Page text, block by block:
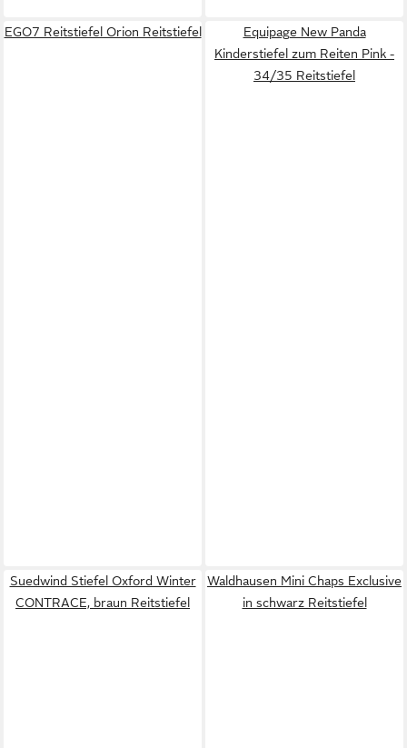
EGO7 Reitstiefel Orion Reitstiefel
Equipage New Panda
Kinderstiefel zum Reiten Pink -
34/35 Reitstiefel
Suedwind Stiefel Oxford Winter
CONTRACE, braun Reitstiefel
Waldhausen Mini Chaps Exclusive
in schwarz Reitstiefel